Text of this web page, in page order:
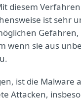
diesem
ist sehr
wenn sie aus
ist die
Attacken,